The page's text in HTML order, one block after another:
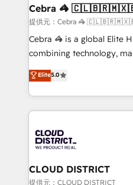
CS: 245% organic growth
full-funnel HubSpot project
boost with a new HubSpot site Recognized
🏆 HubSpot Platform
Inbound Campaign of the
Award for Best Website 🌟
Cebra 🦓
提供元：Cebra 🦓
Cebra 🦓 is a global Elite
combining technology,
expertise across Latin
Europe, with teams across
we combine local insight
help businesses grow
500+ HubSpot
end solutions that
inbound and loop
creativity. Our
Elite5.0
CLOUD DISTRICT
提供元：CLOUD DISTRICT